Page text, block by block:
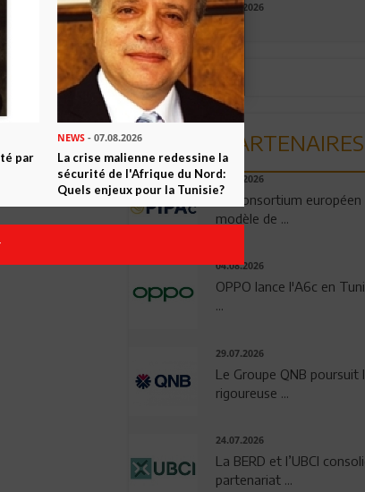
19.07.2026
PARTENAIRES
06.08.2026
Un consortium européen
modèle de ...
04.08.2026
OPPO lance l'A6c en
...
29.07.2026
Le Groupe QNB poursuit
rigoureuse ...
24.07.2026
La BERD et l’UBCI
partenariat ...
par
NEWS- 07.08.2026
La crise malienne redessine la
sécurité de l'Afrique du Nord:
Quels enjeux pour la Tunisie?